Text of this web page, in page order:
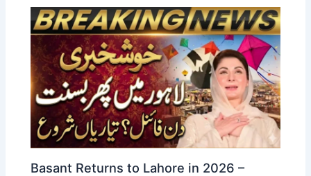
Basant Returns to Lahore in 2026 –